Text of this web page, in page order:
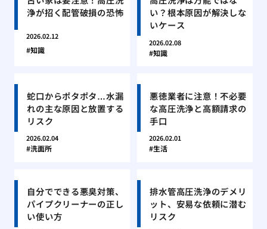
浄が招く配管破損の恐怖
2026.02.12
知識
い？根本原因が解決しな
いケース
2026.02.08
知識
蛇口からポタポタ…水漏
れの主な原因と放置する
リスク
2026.02.04
洗面所
悪徳業者に注意！不必要
な高圧洗浄と高額請求の
手口
2026.02.01
生活
自分でできる悪臭対策、
パイプクリーナーの正し
い使い方
排水管高圧洗浄のデメリ
ット、安易な依頼に潜む
リスク